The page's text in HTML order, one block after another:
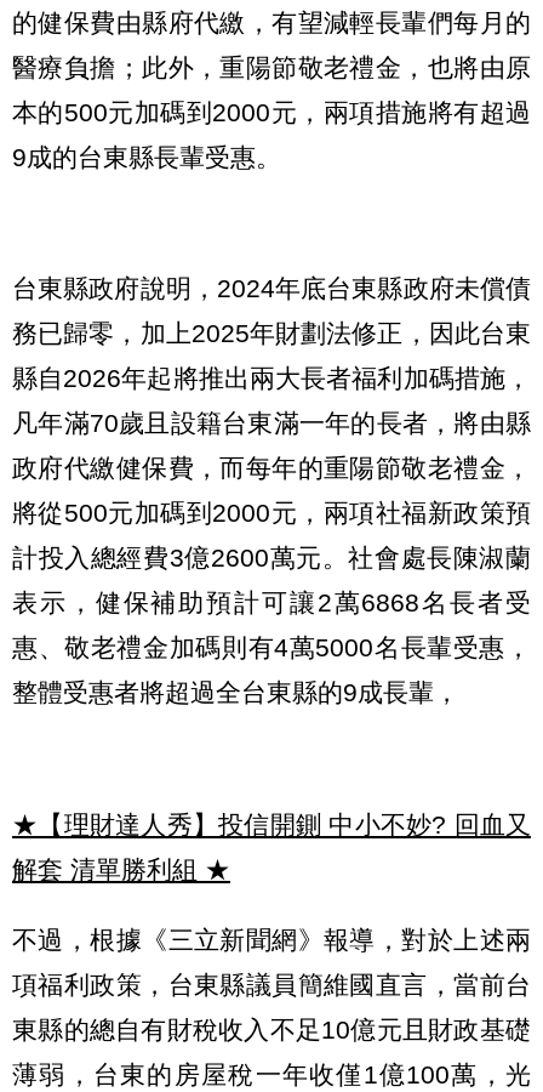
的健保費由縣府代繳，有望減輕長輩們每月的
醫療負擔；此外，重陽節敬老禮金，也將由原
本的500元加碼到2000元，兩項措施將有超過
9成的台東縣長輩受惠。
台東縣政府說明，2024年底台東縣政府未償債
務已歸零，加上2025年財劃法修正，因此台東
縣自2026年起將推出兩大長者福利加碼措施，
凡年滿70歲且設籍台東滿一年的長者，將由縣
政府代繳健保費，而每年的重陽節敬老禮金，
將從500元加碼到2000元，兩項社福新政策預
計投入總經費3億2600萬元。社會處長陳淑蘭
表示，健保補助預計可讓2萬6868名長者受
惠、敬老禮金加碼則有4萬5000名長輩受惠，
整體受惠者將超過全台東縣的9成長輩，
★【理財達人秀】投信開鍘 中小不妙? 回血又
解套 清單勝利組 ★
不過，根據《三立新聞網》報導，對於上述兩
項福利政策，台東縣議員簡維國直言，當前台
東縣的總自有財稅收入不足10億元且財政基礎
薄弱，台東的房屋稅一年收僅1億100萬，光